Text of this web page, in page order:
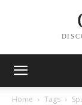
Home Tags